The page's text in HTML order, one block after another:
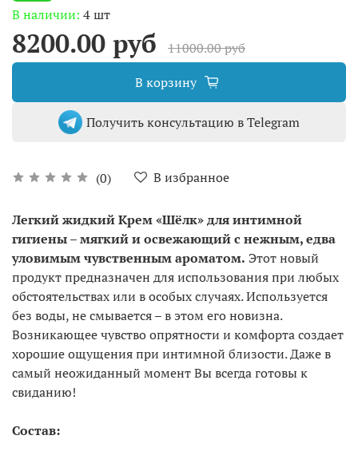
(0) В избранное
В наличии: 4 шт
8200.00 руб
11000.00 руб
В корзину
Получить консультацию в Telegram
Легкий жидкий Крем «Шёлк» для интимной
гигиены – мягкий и освежающий с нежным, едва
уловимым чувственным ароматом. Этот новый
продукт предназначен для использования при любых
обстоятельствах или в особых случаях. Используется
без воды, не смывается – в этом его новизна.
Возникающее чувство опрятности и комфорта создает
хорошие ощущения при интимной близости. Даже в
самый неожиданный момент Вы всегда готовы к
свиданию!
Состав: